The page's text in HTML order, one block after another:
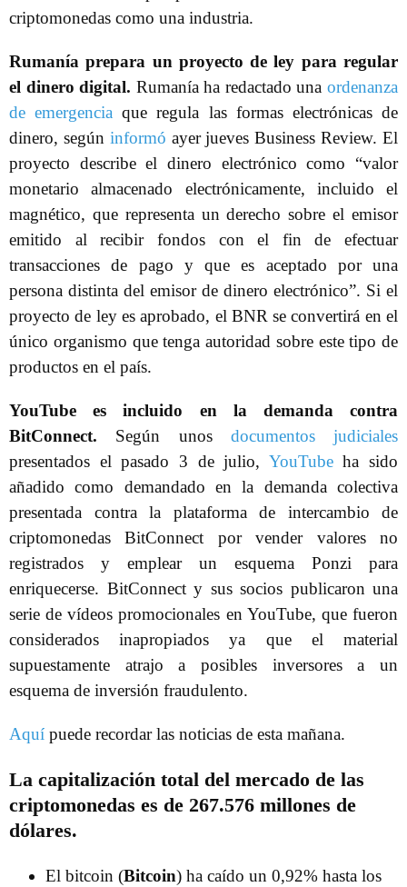
criptomonedas como una industria.
Rumanía prepara un proyecto de ley para regular
el dinero digital. Rumanía ha redactado unaordenanza
de emergencia que regula las formas electrónicas de
dinero, según informó ayer jueves Business Review. El
proyecto describe el dinero electrónico como “valor
monetario almacenado electrónicamente, incluido el
magnético, que representa un derecho sobre el emisor
emitido al recibir fondos con el fin de efectuar
transacciones de pago y que es aceptado por una
persona distinta del emisor de dinero electrónico”. Si el
proyecto de ley es aprobado, el BNR se convertirá en el
único organismo que tenga autoridad sobre este tipo de
productos en el país.
YouTube es incluido en la demanda contra
BitConnect. Según unos documentos judiciales
presentados el pasado 3 de julio, YouTubeha sido
añadido como demandado en la demanda colectiva
presentada contra la plataforma de intercambio de
criptomonedas BitConnect por vender valores no
registrados y emplear un esquema Ponzi para
enriquecerse. BitConnect y sus socios publicaron una
serie de vídeos promocionales en YouTube, que fueron
considerados inapropiados ya que el material
supuestamente atrajo a posibles inversores a un
esquema de inversión fraudulento.
Aquí puede recordar las noticias de esta mañana.
La capitalización total del mercado de las
criptomonedas es de 267.576 millones de
dólares.
El bitcoin (Bitcoin) ha caído un 0,92% hasta los